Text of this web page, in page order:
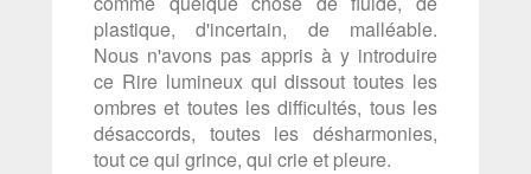
plastique, d'incertain, de malléable.
Nous n'avons pas appris à y introduire
ce Rire lumineux qui dissout toutes les
ombres et toutes les difficultés, tous les
désaccords, toutes les désharmonies,
tout ce qui grince, qui crie et pleure.